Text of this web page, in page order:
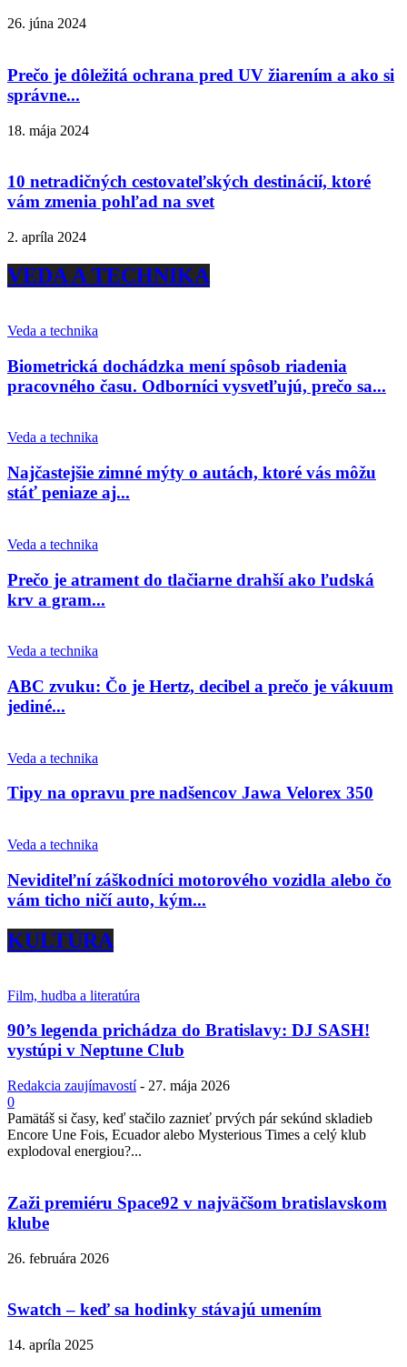
26. júna 2024
Prečo je dôležitá ochrana pred UV žiarením a ako si
správne...
18. mája 2024
10 netradičných cestovateľských destinácií, ktoré
vám zmenia pohľad na svet
2. apríla 2024
VEDA A TECHNIKA
Veda a technika
Biometrická dochádzka mení spôsob riadenia
pracovného času. Odborníci vysvetľujú, prečo sa...
Veda a technika
Najčastejšie zimné mýty o autách, ktoré vás môžu
stáť peniaze aj...
Veda a technika
Prečo je atrament do tlačiarne drahší ako ľudská
krv a gram...
Veda a technika
ABC zvuku: Čo je Hertz, decibel a prečo je vákuum
jediné...
Veda a technika
Tipy na opravu pre nadšencov Jawa Velorex 350
Veda a technika
Neviditeľní záškodníci motorového vozidla alebo čo
vám ticho ničí auto, kým...
KULTÚRA
Film, hudba a literatúra
90’s legenda prichádza do Bratislavy: DJ SASH!
vystúpi v Neptune Club
Redakcia zaujímavostí - 27. mája 2026
0
Pamätáš si časy, keď stačilo zaznieť prvých pár sekúnd skladieb
Encore Une Fois, Ecuador alebo Mysterious Times a celý klub
explodoval energiou?...
Zaži premiéru Space92 v najväčšom bratislavskom
klube
26. februára 2026
Swatch – keď sa hodinky stávajú umením
14. apríla 2025